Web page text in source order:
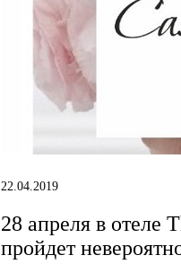
22.04.2019
28 апреля в отеле
пройдет